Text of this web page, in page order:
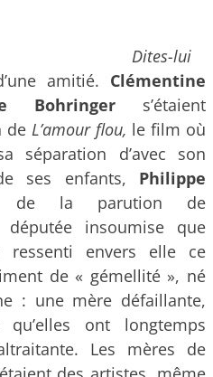
Dites-lui
amitié. Clémentine
Bohringer s’étaient
de L’amour flou, le film où
séparation d’avec son
ses enfants, Philippe
de la parution de
députée insoumise que
ressenti envers elle ce
de « gémellité », né
: une mère défaillante,
ont longtemps
Les mères de